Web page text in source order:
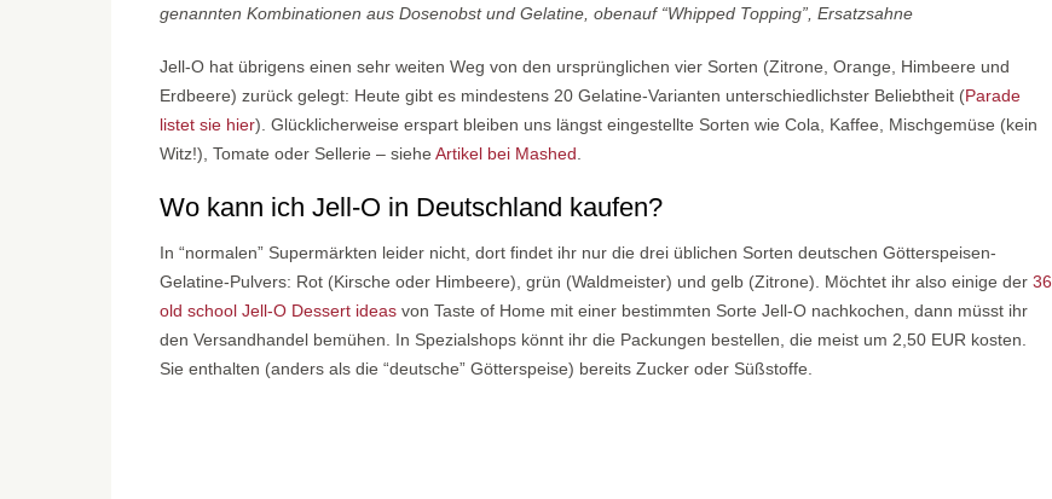
genannten Kombinationen aus Dosenobst und Gelatine, obenauf “Whipped Topping”, Ersatzsahne
Jell-O hat übrigens einen sehr weiten Weg von den ursprünglichen vier Sorten (Zitrone, Orange, Himbeere und
Erdbeere) zurück gelegt: Heute gibt es mindestens 20 Gelatine-Varianten unterschiedlichster Beliebtheit (Parade
listet sie hier). Glücklicherweise erspart bleiben uns längst eingestellte Sorten wie Cola, Kaffee, Mischgemüse (kein
Witz!), Tomate oder Sellerie – siehe Artikel bei Mashed
Wo kann ich Jell-O in Deutschland kaufen?
In “normalen” Supermärkten leider nicht, dort findet ihr nur die drei üblichen Sorten deutschen Götterspeisen-
Gelatine-Pulvers: Rot (Kirsche oder Himbeere), grün (Waldmeister) und gelb (Zitrone). Möchtet ihr also einige der 36
old school Jell-O Dessert ideas von Taste of Home mit einer bestimmten Sorte Jell-O nachkochen, dann müsst ihr
den Versandhandel bemühen. In Spezialshops könnt ihr die Packungen bestellen, die meist um 2,50 EUR kosten.
Sie enthalten (anders als die “deutsche” Götterspeise) bereits Zucker oder Süßstoffe.